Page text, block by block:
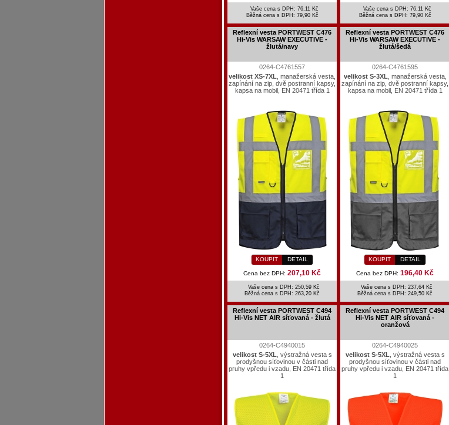
Vaše cena s DPH: 76,11 Kč
Běžná cena s DPH: 79,90 Kč
Vaše cena s DPH: 76,11 Kč
Běžná cena s DPH: 79,90 Kč
Reflexní vesta PORTWEST C476
Hi-Vis WARSAW EXECUTIVE -
žlutá/navy
0264-C4761557
velikost XS-7XL , manažerská vesta,
zapínání na zip, dvě postranní kapsy,
kapsa na mobil, EN 20471 třída 1
KOUPIT DETAIL
Cena bez DPH: 207,10 Kč
Vaše cena s DPH: 250,59 Kč
Běžná cena s DPH: 263,20 Kč
Reflexní vesta PORTWEST C476
Hi-Vis WARSAW EXECUTIVE -
žlutá/šedá
0264-C4761595
velikost S-3XL , manažerská vesta,
zapínání na zip, dvě postranní kapsy,
kapsa na mobil, EN 20471 třída 1
KOUPIT DETAIL
Cena bez DPH: 196,40 Kč
Vaše cena s DPH: 237,64 Kč
Běžná cena s DPH: 249,50 Kč
Reflexní vesta PORTWEST C494
Hi-Vis NET AIR síťovaná - žlutá
0264-C4940015
velikost S-5XL , výstražná vesta s
prodyšnou síťovinou v části nad
pruhy vpředu i vzadu, EN 20471 třída
1
Reflexní vesta PORTWEST C494
Hi-Vis NET AIR síťovaná -
oranžová
0264-C4940025
velikost S-5XL , výstražná vesta s
prodyšnou síťovinou v části nad
pruhy vpředu i vzadu, EN 20471 třída
1